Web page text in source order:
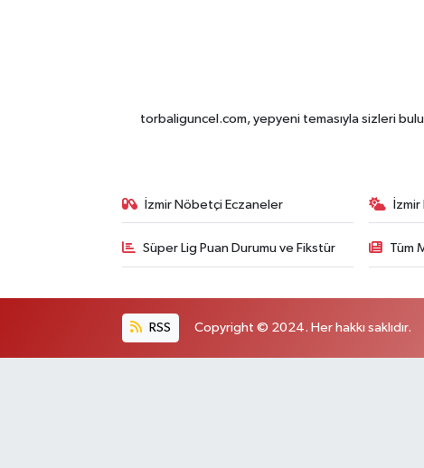
torbaliguncel.com, yepyeni temasıyla sizleri
İzmir Nöbetçi Eczaneler
Süper Lig Puan Durumu ve Fikstür Tüm
RSS Copyright © 2024. Her hakkı saklıdır.